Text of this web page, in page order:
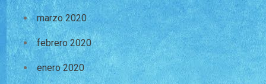
marzo 2020
febrero 2020
enero 2020